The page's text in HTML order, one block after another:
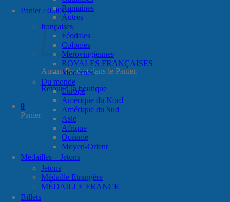
Panier /0.00€ 0
Aucun Produit dans le Panier.
Retour à la boutique
0
Panier
Romaines
Autres
françaises
Féodales
Colonies
Merovingiennes
ROYALES FRANÇAISES
Modernes
Du monde
Europe
Amérique du Nord
Amérique du Sud
Asie
Afrique
Océanie
Moyen-Orient
Médailles – Jetons
Jetons
Médaille Etrangère
MÉDAILLE FRANCE
Billets